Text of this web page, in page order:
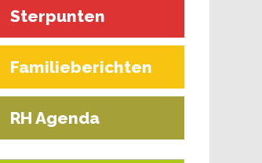
Sterpunten
Familieberichten
RH Agenda